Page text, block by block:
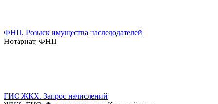
ФНП. Розыск имущества наследодателей
Нотариат, ФНП
ГИС ЖКХ. Запрос начислений